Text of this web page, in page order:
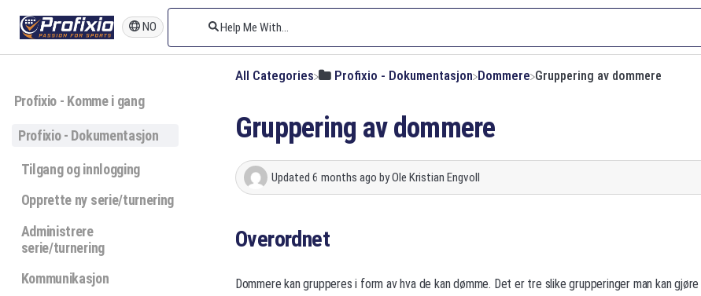
NO
Profixio - Komme i gang
Profixio - Dokumentasjon
Tilgang og innlogging
Opprette ny serie/turnering
Administrere
serie/turnering
Kommunikasjon
All Categories ​Profixio - Dokumentasjon ​Dommere Gruppering av dommere
Gruppering av dommere
Updated 6 months ago byOle Kristian Engvoll
Overordnet
Dommere kan grupperes i form av hva de kan dømme. Det er tre slike grupperinger man kan